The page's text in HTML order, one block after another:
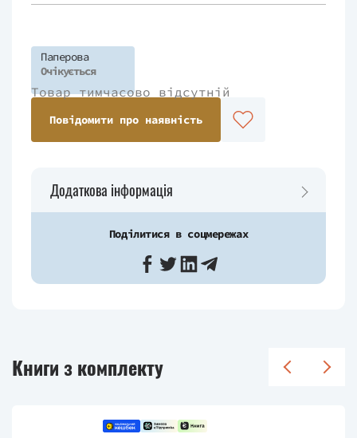
Паперова
Очікується
Товар тимчасово відсутній
Повідомити про наявність
Додаткова інформація
Поділитися в соцмережах
Книги з комплекту